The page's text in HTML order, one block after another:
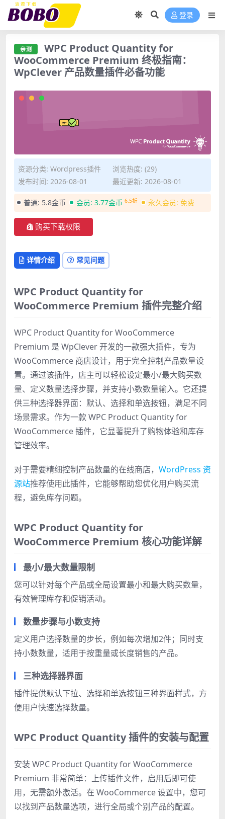
登录
亲测
WPC Product Quantity for
WooCommerce Premium 终极指南：
WpClever 产品数量插件必备功能
资源分类: Wordpress插件
浏览热度: (29)
发布时间: 2026-08-01
最近更新: 2026-08-01
普通: 5.8金币 会员: 3.77金币 6.5折 永久会员: 免费
购买下载权限
详情介绍 常见问题
WPC Product Quantity for
WooCommerce Premium 插件完整介绍
WPC Product Quantity for WooCommerce
Premium 是 WpClever 开发的一款强大插件，专为
WooCommerce 商店设计，用于完全控制产品数量设
置。通过该插件，店主可以轻松设定最小/最大购买数
量、定义数量选择步骤，并支持小数数量输入。它还提
供三种选择器界面：默认、选择和单选按钮，满足不同
场景需求。作为一款 WPC Product Quantity for
WooCommerce 插件，它显著提升了购物体验和库存
管理效率。
对于需要精细控制产品数量的在线商店， WordPress 资
源站推荐使用此插件，它能够帮助您优化用户购买流
程，避免库存问题。
WPC Product Quantity for
WooCommerce Premium 核心功能详解
最小/最大数量限制
您可以针对每个产品或全局设置最小和最大购买数量，
有效管理库存和促销活动。
数量步骤与小数支持
定义用户选择数量的步长，例如每次增加2件；同时支
持小数数量，适用于按重量或长度销售的产品。
三种选择器界面
插件提供默认下拉、选择和单选按钮三种界面样式，方
便用户快速选择数量。
WPC Product Quantity 插件的安装与配置
安装 WPC Product Quantity for WooCommerce
Premium 非常简单：上传插件文件，启用后即可使
用，无需额外激活。在 WooCommerce 设置中，您可
以找到产品数量选项，进行全局或个别产品的配置。